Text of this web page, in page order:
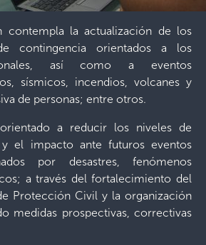
contempla la actualización de los
contingencia orientados a los
así como a eventos
sísmicos, incendios, volcanes y
de personas; entre otros.
a reducir los niveles de
y el impacto ante futuros eventos
por desastres, fenómenos
a través del fortalecimiento del
Protección Civil y la organización
medidas prospectivas, correctivas